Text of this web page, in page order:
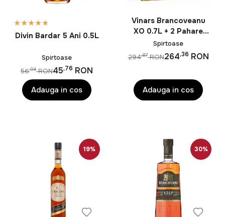
Divin Bardar 5 Ani 0.5L
Spirtoase
45,76 RON
56,94 RON
Adauga in cos
Vinars Brancoveanu
XO 0.7L + 2 Pahare
40%
Spirtoase
264,36 RON
294,87 RON
Adauga in cos
19% 30%